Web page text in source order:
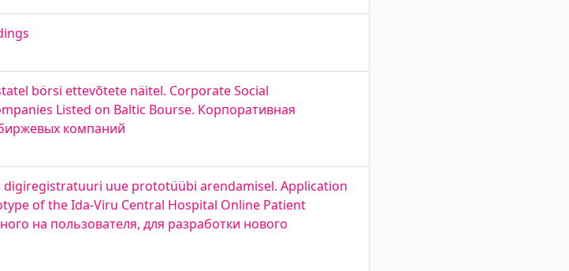
börsi ettevõtete näitel. Corporate Social
Listed on Baltic Bourse. Корпоративная
компаний
uue prototüübi arendamisel. Application
of the Ida-Viru Central Hospital Online Patient
на пользователя, для разработки нового